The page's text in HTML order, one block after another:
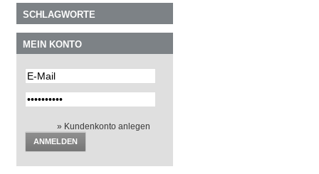
SCHLAGWORTE
MEIN KONTO
» Kundenkonto anlegen
ANMELDEN